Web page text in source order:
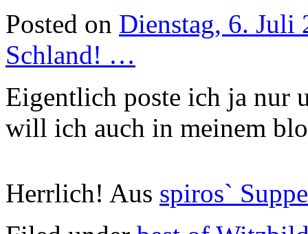
Posted on Dienstag, 6. Juli
Schland! …
Eigentlich poste ich ja nur
will ich auch in meinem
Herrlich! Aus spiros` Suppe